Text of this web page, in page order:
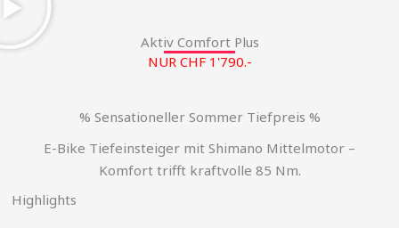
Aktiv Comfort Plus
NUR CHF 1'790.-
% Sensationeller Sommer Tiefpreis %
E-Bike Tiefeinsteiger mit Shimano Mittelmotor –
Komfort trifft kraftvolle 85 Nm.
Highlights